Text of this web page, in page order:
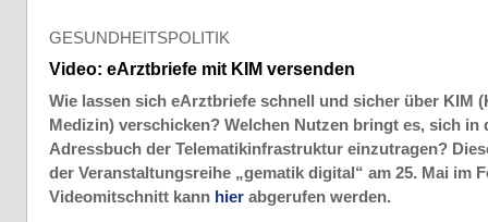
GESUNDHEITSPOLITIK
Video: eArztbriefe mit KIM versenden
Wie lassen sich eArztbriefe schnell und sicher über KIM
Medizin) verschicken? Welchen Nutzen bringt es, sich in
Adressbuch der Telematikinfrastruktur einzutragen?
der Veranstaltungsreihe „gematik digital“ am 25. Mai im
Videomitschnitt kann hier abgerufen werden.